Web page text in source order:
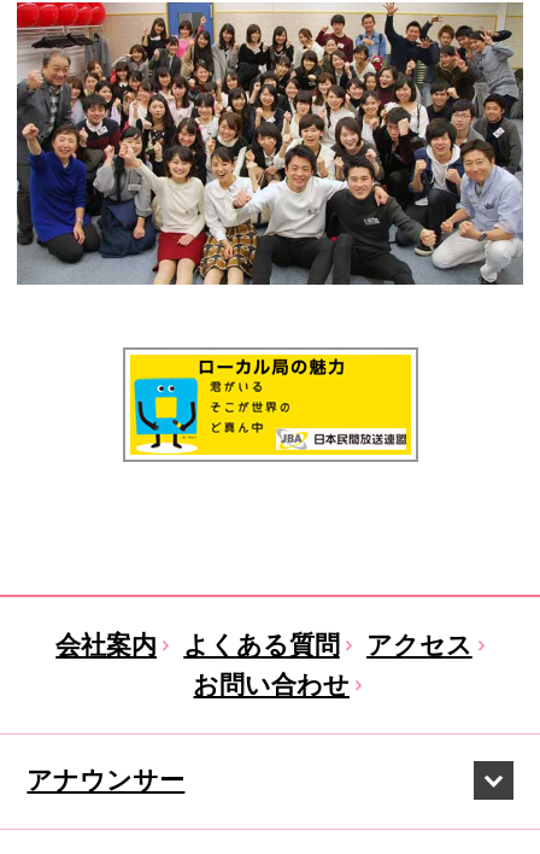
会社案内 よくある質問
アクセス
お問い合わせ
アナウンサー